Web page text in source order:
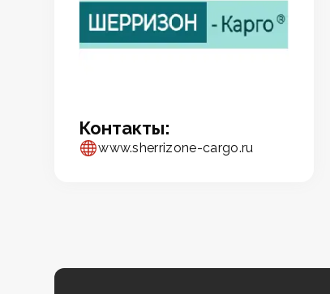
Контакты:
www.sherrizone-cargo.ru